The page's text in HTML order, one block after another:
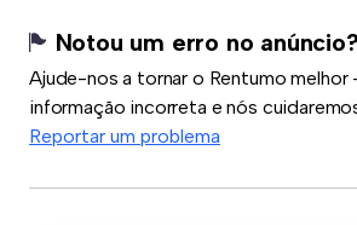
Notou um erro no anúncio?
Ajude-nos a tornar o Rentumo
informação incorreta e nós
Reportar um problema